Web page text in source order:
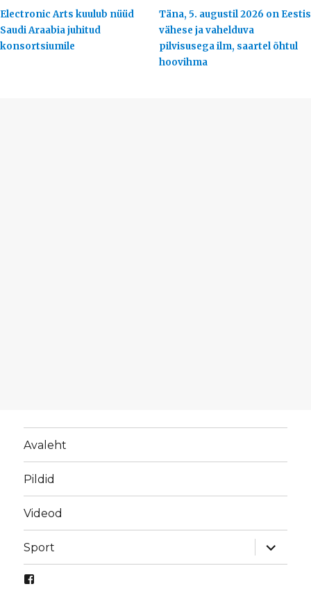
Electronic Arts kuulub nüüd
Saudi Araabia juhitud
konsortsiumile
Täna, 5. augustil 2026 on Eestis
vähese ja vahelduva
pilvisusega ilm, saartel õhtul
hoovihma
Avaleht
Pildid
Videod
Sport
laienda